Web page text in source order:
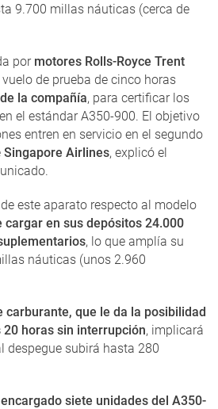
9.700 millas náuticas (cerca de
pormotores Rolls-Royce Trent
de prueba de cinco horas
la compañía, para certificar los
el estándar A350-900. El objetivo
entren en servicio en el segundo
Singapore Airlines, explicó el
este aparato respecto al modelo
cargar en sus depósitos 24.000
, lo que amplía su
náuticas (unos 2.960
carburante, que le da la posibilidad
horas sin interrupción, implicará
despegue subirá hasta 280
siete unidades del A350-